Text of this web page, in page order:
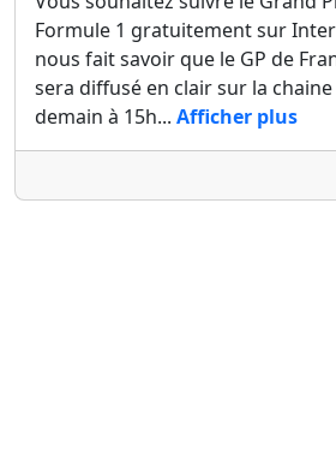
Formule 1 gratuitement sur
nous fait savoir que le GP de
sera diffusé en clair sur la
demain à 15h... Afficher plus